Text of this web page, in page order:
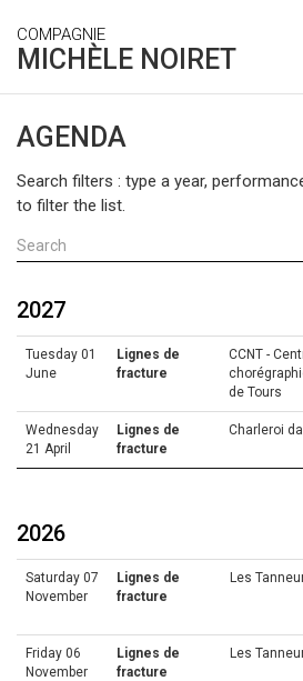
main
COMPAGNIE
MICHÈLE NOIRET
AGENDA
Search filters : type a year,
to filter the list.
2027
Tuesday 01
June
Lignes de
fracture
CCNT -
de Tours
Wednesday
21 April
Lignes de
fracture
Charleroi
2026
Saturday 07
November
Lignes de
fracture
Les
Friday 06
November
Lignes de
fracture
Les